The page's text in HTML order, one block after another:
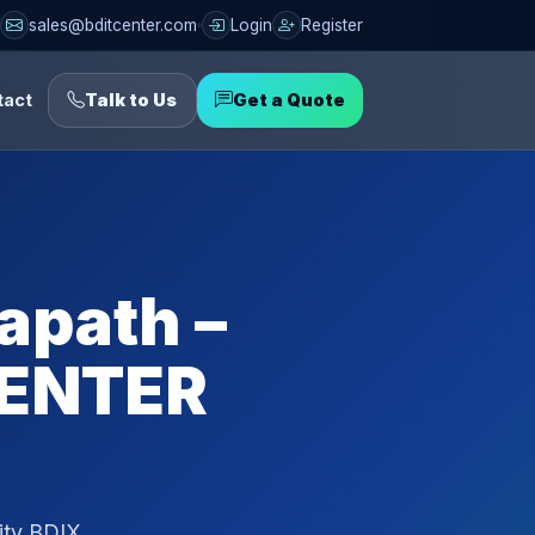
sales@bditcenter.com Login Register
Talk to Us Get a Quote
–